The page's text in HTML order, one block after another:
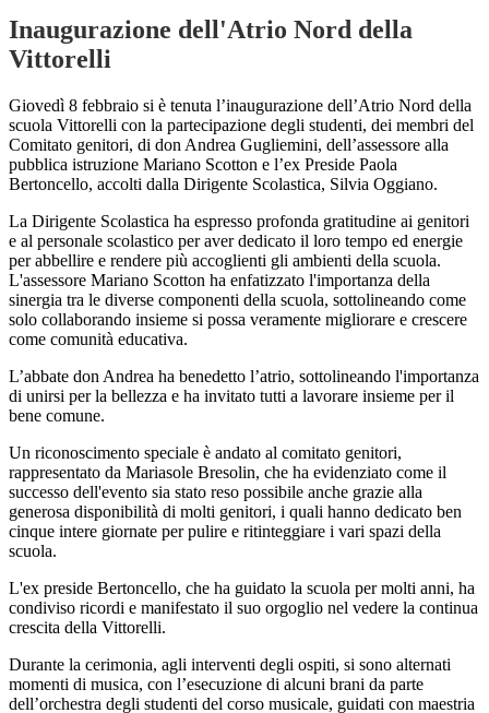
Inaugurazione dell'Atrio Nord della
Vittorelli
Giovedì 8 febbraio si è tenuta l’inaugurazione dell’Atrio Nord della
scuola Vittorelli con la partecipazione degli studenti, dei membri del
Comitato genitori, di don Andrea Gugliemini, dell’assessore alla
pubblica istruzione Mariano Scotton e l’ex Preside Paola
Bertoncello, accolti dalla Dirigente Scolastica, Silvia Oggiano.
La Dirigente Scolastica ha espresso profonda gratitudine ai genitori
e al personale scolastico per aver dedicato il loro tempo ed energie
per abbellire e rendere più accoglienti gli ambienti della scuola.
L'assessore Mariano Scotton ha enfatizzato l'importanza della
sinergia tra le diverse componenti della scuola, sottolineando come
solo collaborando insieme si possa veramente migliorare e crescere
come comunità educativa.
L’abbate don Andrea ha benedetto l’atrio, sottolineando l'importanza
di unirsi per la bellezza e ha invitato tutti a lavorare insieme per il
bene comune.
Un riconoscimento speciale è andato al comitato genitori,
rappresentato da Mariasole Bresolin, che ha evidenziato come il
successo dell'evento sia stato reso possibile anche grazie alla
generosa disponibilità di molti genitori, i quali hanno dedicato ben
cinque intere giornate per pulire e ritinteggiare i vari spazi della
scuola.
L'ex preside Bertoncello, che ha guidato la scuola per molti anni, ha
condiviso ricordi e manifestato il suo orgoglio nel vedere la continua
crescita della Vittorelli.
Durante la cerimonia, agli interventi degli ospiti, si sono alternati
momenti di musica, con l’esecuzione di alcuni brani da parte
dell’orchestra degli studenti del corso musicale, guidati con maestria